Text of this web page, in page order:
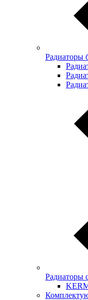
Радиаторы
Радиаторы